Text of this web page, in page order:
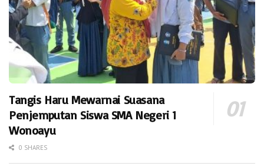
Tangis Haru Mewarnai Suasana
Penjemputan Siswa SMA Negeri 1
Wonoayu
0 SHARES